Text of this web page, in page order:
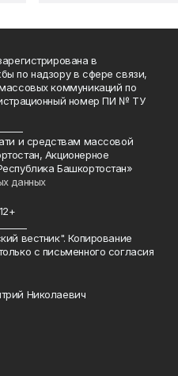
в
по надзору в сфере связи,
коммуникаций по
номер ПИ № ТУ
и средствам массовой
Акционерное
Башкортостан»
данных
вестник". Копирование
с письменного согласия
Николаевич